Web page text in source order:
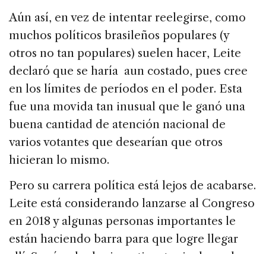
Aún así, en vez de intentar reelegirse, como
muchos políticos brasileños populares (y
otros no tan populares) suelen hacer, Leite
declaró que se haría aun costado, pues cree
en los límites de períodos en el poder. Esta
fue una movida tan inusual que le ganó una
buena cantidad de atención nacional de
varios votantes que desearían que otros
hicieran lo mismo.
Pero su carrera política está lejos de acabarse.
Leite está considerando lanzarse al Congreso
en 2018 y algunas personas importantes le
están haciendo barra para que logre llegar